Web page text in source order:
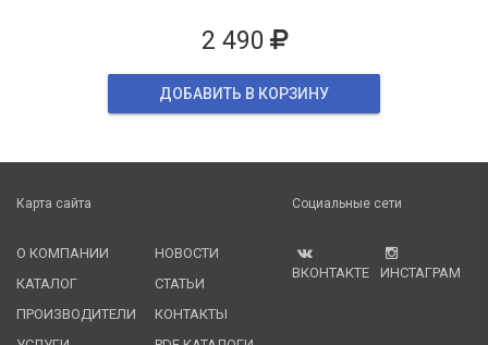
2 490
ДОБАВИТЬ В КОРЗИНУ
Карта сайта
О КОМПАНИИ
КАТАЛОГ
ПРОИЗВОДИТЕЛИ
НОВОСТИ
СТАТЬИ
КОНТАКТЫ
Социальные сети
ВКОНТАКТЕ ИНСТАГРАМ